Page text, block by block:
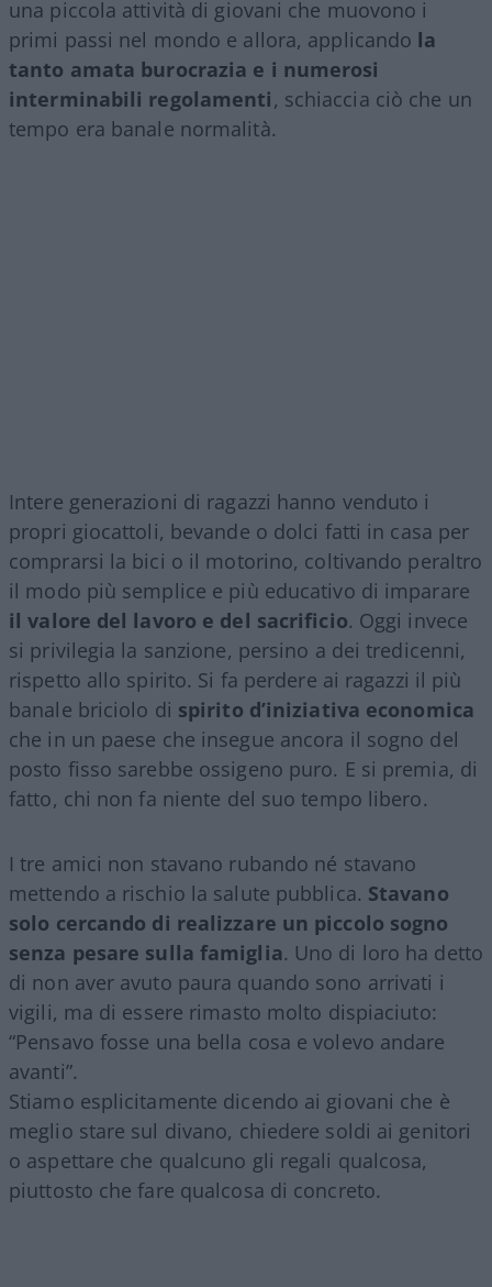
una piccola attività di giovani che muovono i
primi passi nel mondo e allora, applicando la
tanto amata burocrazia e i numerosi
interminabili regolamenti, schiaccia ciò che un
tempo era banale normalità.
Intere generazioni di ragazzi hanno venduto i
propri giocattoli, bevande o dolci fatti in casa per
comprarsi la bici o il motorino, coltivando peraltro
il modo più semplice e più educativo di imparare
il valore del lavoro e del sacrificio. Oggi invece
si privilegia la sanzione, persino a dei tredicenni,
rispetto allo spirito. Si fa perdere ai ragazzi il più
banale briciolo di spirito d’iniziativa economica
che in un paese che insegue ancora il sogno del
posto fisso sarebbe ossigeno puro. E si premia, di
fatto, chi non fa niente del suo tempo libero.
I tre amici non stavano rubando né stavano
mettendo a rischio la salute pubblica. Stavano
solo cercando di realizzare un piccolo sogno
senza pesare sulla famiglia. Uno di loro ha detto
di non aver avuto paura quando sono arrivati i
vigili, ma di essere rimasto molto dispiaciuto:
“Pensavo fosse una bella cosa e volevo andare
avanti”.
Stiamo esplicitamente dicendo ai giovani che è
meglio stare sul divano, chiedere soldi ai genitori
o aspettare che qualcuno gli regali qualcosa,
piuttosto che fare qualcosa di concreto.